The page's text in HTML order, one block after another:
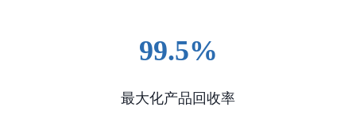
99.5%
最大化产品回收率